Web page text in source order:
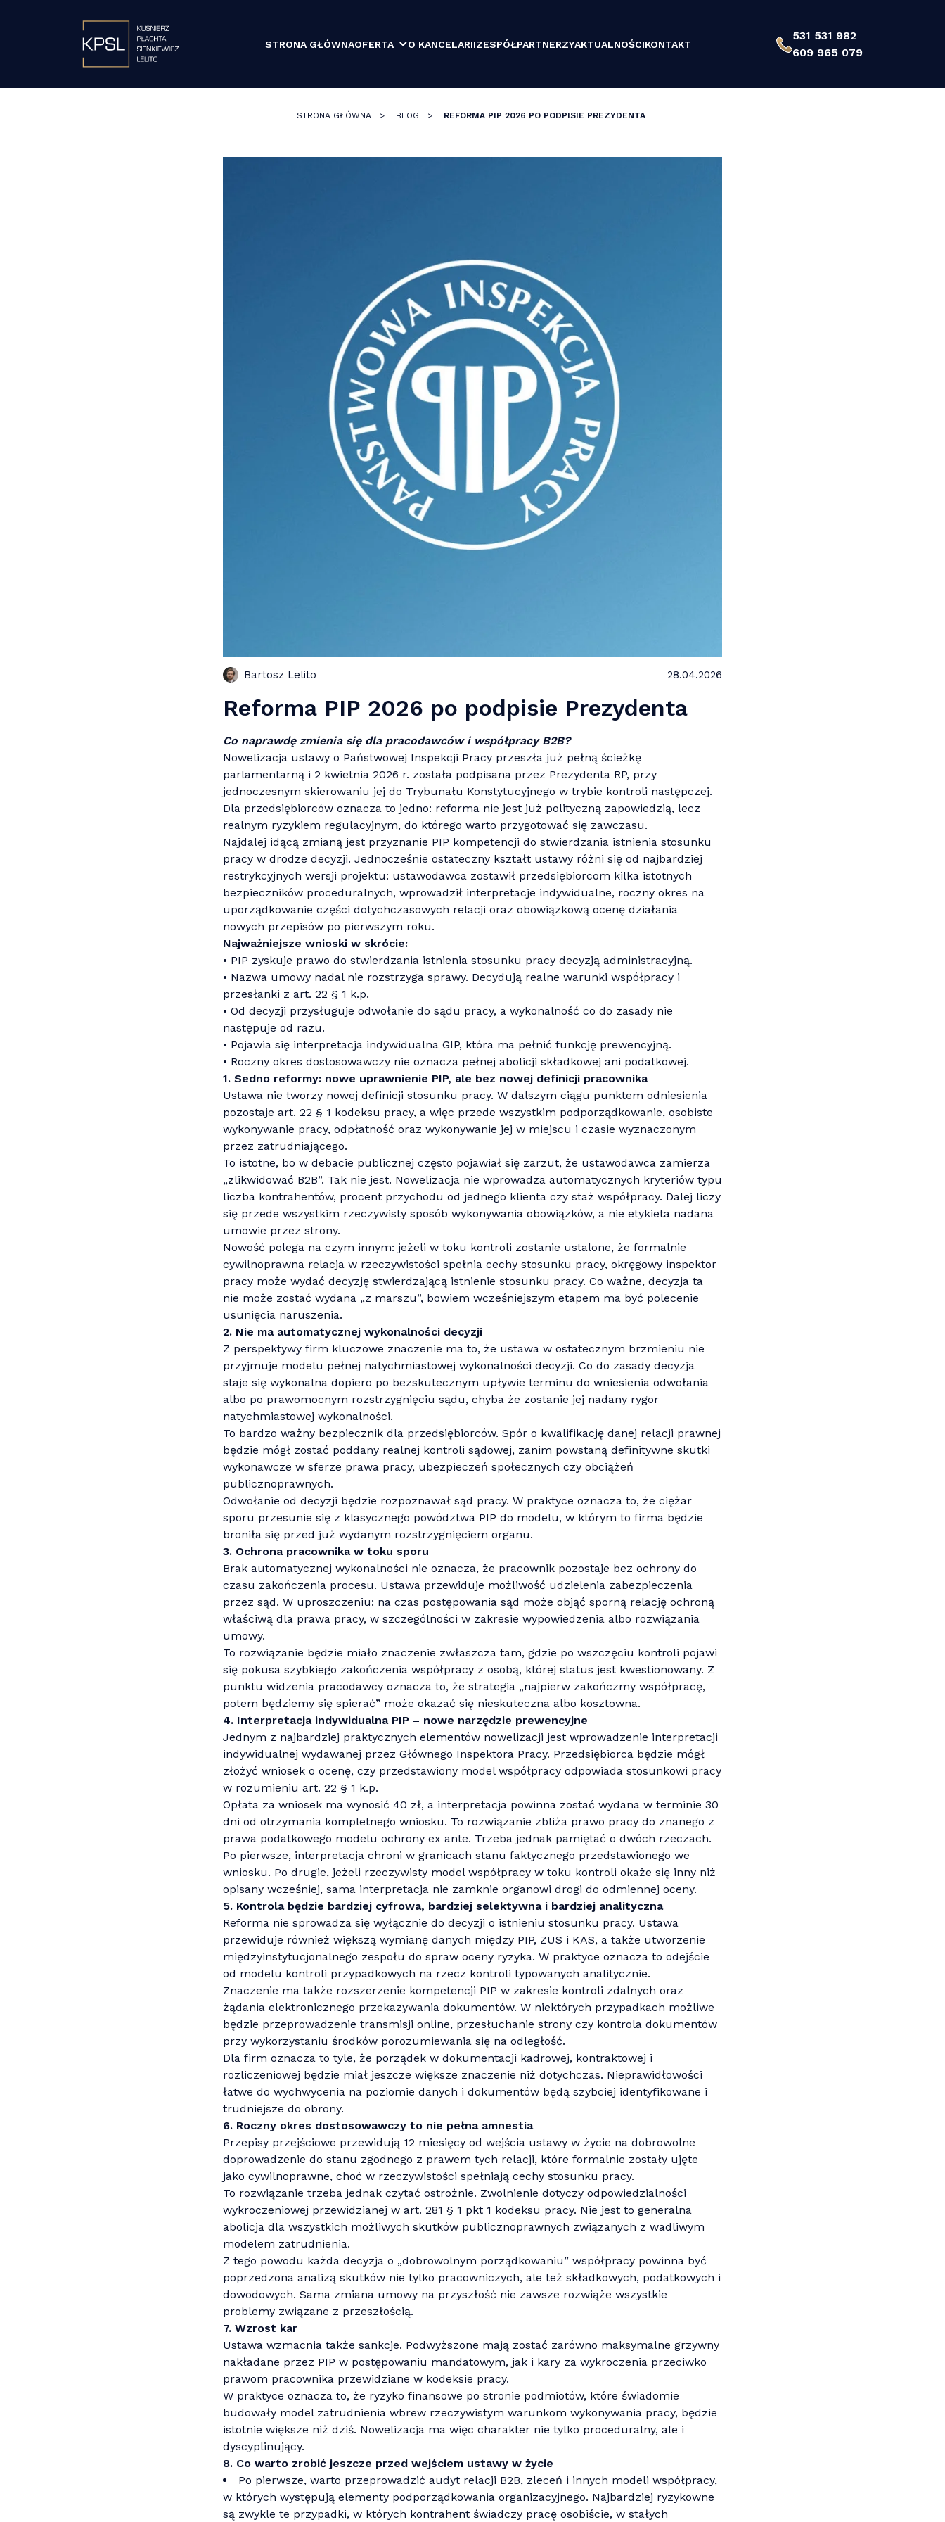
STRONA GŁÓWNAOFERTA O KANCELARIIZESPÓŁPARTNERZYAKTUALNOŚCIKONTAKT
531 531 982
609 965 079
STRONA GŁÓWNA > BLOG > REFORMA PIP 2026 PO PODPISIE PREZYDENTA
Bartosz Lelito 28.04.2026
Reforma PIP 2026 po podpisie Prezydenta
Co naprawdęzmienia siędla pracodawców i współpracy B2B?
Nowelizacja ustawy o Państwowej Inspekcji Pracy przeszła już pełną ścieżkę
parlamentarną i 2 kwietnia 2026 r. została podpisana przez Prezydenta RP, przy
jednoczesnym skierowaniu jej do Trybunału Konstytucyjnego w trybie kontroli następczej.
Dla przedsiębiorców oznacza to jedno: reforma nie jest już polityczną zapowiedzią, lecz
realnym ryzykiem regulacyjnym, do którego warto przygotować się zawczasu.
Najdalej idącą zmianą jest przyznanie PIP kompetencji do stwierdzania istnienia stosunku
pracy w drodze decyzji. Jednocześnie ostateczny kształt ustawy różni się od najbardziej
restrykcyjnych wersji projektu: ustawodawca zostawił przedsiębiorcom kilka istotnych
bezpieczników proceduralnych, wprowadził interpretacje indywidualne, roczny okres na
uporządkowanie części dotychczasowych relacji oraz obowiązkową ocenę działania
nowych przepisów po pierwszym roku.
Najważniejsze wnioski w skrócie:
• PIP zyskuje prawo do stwierdzania istnienia stosunku pracy decyzją administracyjną.
• Nazwa umowy nadal nie rozstrzyga sprawy. Decydują realne warunki współpracy i
przesłanki z art. 22 § 1 k.p.
• Od decyzji przysługuje odwołanie do sądu pracy, a wykonalność co do zasady nie
następuje od razu.
• Pojawia się interpretacja indywidualna GIP, która ma pełnić funkcję prewencyjną.
• Roczny okres dostosowawczy nie oznacza pełnej abolicji składkowej ani podatkowej.
1. Sedno reformy: nowe uprawnienie PIP, ale bez nowej definicji pracownika
Ustawa nie tworzy nowej definicji stosunku pracy. W dalszym ciągu punktem odniesienia
pozostaje art. 22 § 1 kodeksu pracy, a więc przede wszystkim podporządkowanie, osobiste
wykonywanie pracy, odpłatność oraz wykonywanie jej w miejscu i czasie wyznaczonym
przez zatrudniającego.
To istotne, bo w debacie publicznej często pojawiał się zarzut, że ustawodawca zamierza
„zlikwidować B2B”. Tak nie jest. Nowelizacja nie wprowadza automatycznych kryteriów typu
liczba kontrahentów, procent przychodu od jednego klienta czy staż współpracy. Dalej liczy
się przede wszystkim rzeczywisty sposób wykonywania obowiązków, a nie etykieta nadana
umowie przez strony.
Nowość polega na czym innym: jeżeli w toku kontroli zostanie ustalone, że formalnie
cywilnoprawna relacja w rzeczywistości spełnia cechy stosunku pracy, okręgowy inspektor
pracy może wydać decyzję stwierdzającą istnienie stosunku pracy. Co ważne, decyzja ta
nie może zostać wydana „z marszu”, bowiem wcześniejszym etapem ma być polecenie
usunięcia naruszenia.
2. Nie ma automatycznej wykonalności decyzji
Z perspektywy firm kluczowe znaczenie ma to, że ustawa w ostatecznym brzmieniu nie
przyjmuje modelu pełnej natychmiastowej wykonalności decyzji. Co do zasady decyzja
staje się wykonalna dopiero po bezskutecznym upływie terminu do wniesienia odwołania
albo po prawomocnym rozstrzygnięciu sądu, chyba że zostanie jej nadany rygor
natychmiastowej wykonalności.
To bardzo ważny bezpiecznik dla przedsiębiorców. Spór o kwalifikację danej relacji prawnej
będzie mógł zostać poddany realnej kontroli sądowej, zanim powstaną definitywne skutki
wykonawcze w sferze prawa pracy, ubezpieczeń społecznych czy obciążeń
publicznoprawnych.
Odwołanie od decyzji będzie rozpoznawał sąd pracy. W praktyce oznacza to, że ciężar
sporu przesunie się z klasycznego powództwa PIP do modelu, w którym to firma będzie
broniła się przed już wydanym rozstrzygnięciem organu.
3. Ochrona pracownika w toku sporu
Brak automatycznej wykonalności nie oznacza, że pracownik pozostaje bez ochrony do
czasu zakończenia procesu. Ustawa przewiduje możliwość udzielenia zabezpieczenia
przez sąd. W uproszczeniu: na czas postępowania sąd może objąć sporną relację ochroną
właściwą dla prawa pracy, w szczególności w zakresie wypowiedzenia albo rozwiązania
umowy.
To rozwiązanie będzie miało znaczenie zwłaszcza tam, gdzie po wszczęciu kontroli pojawi
się pokusa szybkiego zakończenia współpracy z osobą, której status jest kwestionowany. Z
punktu widzenia pracodawcy oznacza to, że strategia „najpierw zakończmy współpracę,
potem będziemy się spierać” może okazać się nieskuteczna albo kosztowna.
4. Interpretacja indywidualna PIP – nowe narzędzie prewencyjne
Jednym z najbardziej praktycznych elementów nowelizacji jest wprowadzenie interpretacji
indywidualnej wydawanej przez Głównego Inspektora Pracy. Przedsiębiorca będzie mógł
złożyć wniosek o ocenę, czy przedstawiony model współpracy odpowiada stosunkowi pracy
w rozumieniu art. 22 § 1 k.p.
Opłata za wniosek ma wynosić 40 zł, a interpretacja powinna zostać wydana w terminie 30
dni od otrzymania kompletnego wniosku. To rozwiązanie zbliża prawo pracy do znanego z
prawa podatkowego modelu ochrony ex ante. Trzeba jednak pamiętać o dwóch rzeczach.
Po pierwsze, interpretacja chroni w granicach stanu faktycznego przedstawionego we
wniosku. Po drugie, jeżeli rzeczywisty model współpracy w toku kontroli okaże się inny niż
opisany wcześniej, sama interpretacja nie zamknie organowi drogi do odmiennej oceny.
5. Kontrola będzie bardziej cyfrowa, bardziej selektywna i bardziej analityczna
Reforma nie sprowadza się wyłącznie do decyzji o istnieniu stosunku pracy. Ustawa
przewiduje również większą wymianę danych między PIP, ZUS i KAS, a także utworzenie
międzyinstytucjonalnego zespołu do spraw oceny ryzyka. W praktyce oznacza to odejście
od modelu kontroli przypadkowych na rzecz kontroli typowanych analitycznie.
Znaczenie ma także rozszerzenie kompetencji PIP w zakresie kontroli zdalnych oraz
żądania elektronicznego przekazywania dokumentów. W niektórych przypadkach możliwe
będzie przeprowadzenie transmisji online, przesłuchanie strony czy kontrola dokumentów
przy wykorzystaniu środków porozumiewania się na odległość.
Dla firm oznacza to tyle, że porządek w dokumentacji kadrowej, kontraktowej i
rozliczeniowej będzie miał jeszcze większe znaczenie niż dotychczas. Nieprawidłowości
łatwe do wychwycenia na poziomie danych i dokumentów będą szybciej identyfikowane i
trudniejsze do obrony.
6. Roczny okres dostosowawczy to nie pełna amnestia
Przepisy przejściowe przewidują 12 miesięcy od wejścia ustawy w życie na dobrowolne
doprowadzenie do stanu zgodnego z prawem tych relacji, które formalnie zostały ujęte
jako cywilnoprawne, choć w rzeczywistości spełniają cechy stosunku pracy.
To rozwiązanie trzeba jednak czytać ostrożnie. Zwolnienie dotyczy odpowiedzialności
wykroczeniowej przewidzianej w art. 281 § 1 pkt 1 kodeksu pracy. Nie jest to generalna
abolicja dla wszystkich możliwych skutków publicznoprawnych związanych z wadliwym
modelem zatrudnienia.
Z tego powodu każda decyzja o „dobrowolnym porządkowaniu” współpracy powinna być
poprzedzona analizą skutków nie tylko pracowniczych, ale też składkowych, podatkowych i
dowodowych. Sama zmiana umowy na przyszłość nie zawsze rozwiąże wszystkie
problemy związane z przeszłością.
7. Wzrost kar
Ustawa wzmacnia także sankcje. Podwyższone mają zostać zarówno maksymalne grzywny
nakładane przez PIP w postępowaniu mandatowym, jak i kary za wykroczenia przeciwko
prawom pracownika przewidziane w kodeksie pracy.
W praktyce oznacza to, że ryzyko finansowe po stronie podmiotów, które świadomie
budowały model zatrudnienia wbrew rzeczywistym warunkom wykonywania pracy, będzie
istotnie większe niż dziś. Nowelizacja ma więc charakter nie tylko proceduralny, ale i
dyscyplinujący.
8. Co warto zrobić jeszcze przed wejściem ustawy w życie
Po pierwsze, warto przeprowadzić audyt relacji B2B, zleceń i innych modeli współpracy,
w których występują elementy podporządkowania organizacyjnego. Najbardziej ryzykowne
są zwykle te przypadki, w których kontrahent świadczy pracę osobiście, w stałych